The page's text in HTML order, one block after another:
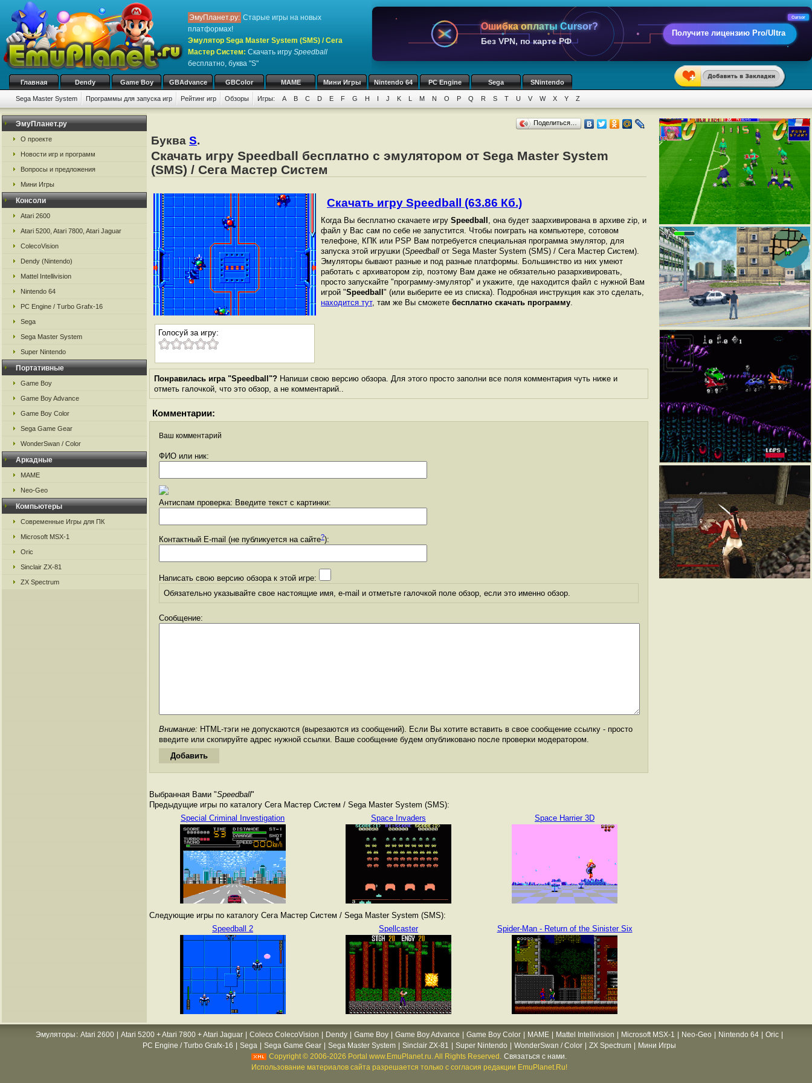
ЭмуПланет.ру: Старые игры на новых
платформах!
Эмулятор Sega Master System (SMS) / Сега
Мастер Систем: Скачать игру Speedball
бесплатно, буква "S"
Ошибка оплаты Cursor?
Без VPN, по карте РФ
Получите лицензию Pro/Ultra
Cursor
Главная Dendy Game Boy GBAdvance GBColor MAME Мини Игры Nintendo 64 PC Engine Sega SNintendo
Sega Master System Программы для запуска игр Рейтинг игр Обзоры Игры: A B C D E F G H I J K L M N O P Q R S T U V W X Y Z
ЭмуПланет.ру
О проекте
Новости игр и программ
Вопросы и предложения
Мини Игры
Консоли
Atari 2600
Atari 5200, Atari 7800, Atari Jaguar
ColecoVision
Dendy (Nintendo)
Mattel Intellivision
Nintendo 64
PC Engine / Turbo Grafx-16
Sega
Sega Master System
Super Nintendo
Портативные
Game Boy
Game Boy Advance
Game Boy Color
Sega Game Gear
WonderSwan / Color
Аркадные
MAME
Neo-Geo
Компьютеры
Современные Игры для ПК
Microsoft MSX-1
Oric
Sinclair ZX-81
ZX Spectrum
Поделиться…
Буква S.
Скачать игру Speedball бесплатно с эмулятором от Sega Master System
(SMS) / Сега Мастер Систем
Голосуй за игру:
Скачать игру Speedball (63.86 Кб.)
Когда Вы бесплатно скачаете игру Speedball , она будет заархивирована в архиве zip, и
файл у Вас сам по себе не запустится. Чтобы поиграть на компьютере, сотовом
телефоне, КПК или PSP Вам потребуется специальная программа эмулятор, для
запуска этой игрушки (Speedball от Sega Master System (SMS) / Сега Мастер Систем).
Эмуляторы бывают разные и под разные платформы. Большинство из них умеют
работать с архиватором zip, поэтому Вам даже не обязательно разархивировать,
просто запускайте "программу-эмулятор" и укажите, где находится файл с нужной Вам
игрой "Speedball " (или выберите ее из списка). Подробная инструкция как это сделать,
находится тут, там же Вы сможете бесплатно скачать программу.
Понравилась игра "Speedball"? Напиши свою версию обзора. Для этого просто заполни все поля комментария чуть ниже и
отметь галочкой, что это обзор, а не комментарий..
Комментарии:
Ваш комментарий
ФИО или ник:
Антиспам проверка: Введите текст с картинки:
Контактный E-mail (не публикуется на сайте?):
Написать свою версию обзора к этой игре:
Обязательно указывайте свое настоящие имя, e-mail и отметьте галочкой поле обзор, если это именно обзор.
Сообщение:
Внимание: HTML-тэги не допускаются (вырезаются из сообщений). Если Вы хотите вставить в свое сообщение ссылку - просто
введите или скопируйте адрес нужной ссылки. Ваше сообщение будем опубликовано после проверки модератором.
Выбранная Вами "Speedball"
Предыдущие игры по каталогу Сега Мастер Систем / Sega Master System (SMS):
Special Criminal Investigation
Space Invaders Space Harrier 3D
Следующие игры по каталогу Сега Мастер Систем / Sega Master System (SMS):
Speedball 2
Spellcaster Spider-Man - Return of the Sinister Six
Эмуляторы : Atari 2600 Atari 5200 + Atari 7800 + Atari Jaguar Coleco ColecoVision Dendy Game Boy Game Boy Advance Game Boy Color MAME Mattel Intellivision Microsoft MSX-1 Neo-Geo Nintendo 64 Oric
PC Engine / Turbo Grafx-16
Sega Sega Game Gear Sega Master System Sinclair ZX-81 Super Nintendo WonderSwan / Color ZX Spectrum
Мини Игры
Copyright © 2006-2026 Portal www.EmuPlanet.ru. All Rights Reserved. Связаться с нами.
Использование материалов сайта разрешается только с согласия редакции EmuPlanet.Ru!